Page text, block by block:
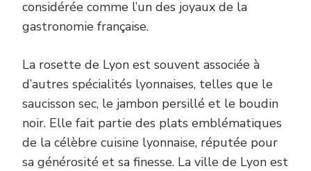
considérée comme l’un des joyaux de la
gastronomie française.
La rosette de Lyon est souvent associée à
d’autres spécialités lyonnaises, telles que le
saucisson sec, le jambon persillé et le boudin
noir. Elle fait partie des plats emblématiques
de la célèbre cuisine lyonnaise, réputée pour
sa générosité et sa finesse. La ville de Lyon est